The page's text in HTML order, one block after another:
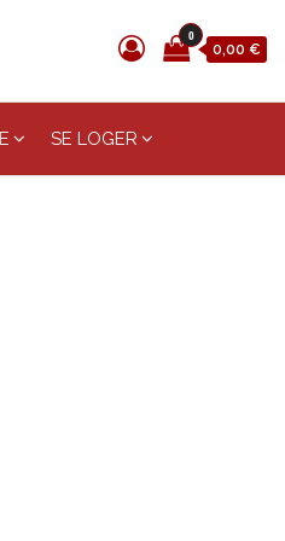
0
0,00 €
SE LOGER